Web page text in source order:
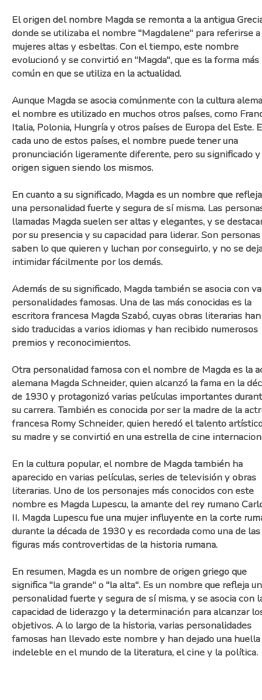
El origen del nombre Magda se remonta a la antigua
donde se utilizaba el nombre "Magdalene" para referirse a
mujeres altas y esbeltas. Con el tiempo, este nombre
evolucionó y se convirtió en "Magda", que es la forma más
común en que se utiliza en la actualidad.
Aunque Magda se asocia comúnmente con la cultura
el nombre es utilizado en muchos otros países, como
Italia, Polonia, Hungría y otros países de Europa del Este.
cada uno de estos países, el nombre puede tener una
pronunciación ligeramente diferente, pero su significado y
origen siguen siendo los mismos.
En cuanto a su significado, Magda es un nombre que refleja
una personalidad fuerte y segura de sí misma. Las
llamadas Magda suelen ser altas y elegantes, y se
por su presencia y su capacidad para liderar. Son
saben lo que quieren y luchan por conseguirlo, y no se
intimidar fácilmente por los demás.
Además de su significado, Magda también se asocia con
personalidades famosas. Una de las más conocidas es la
escritora francesa Magda Szabó, cuyas obras literarias han
sido traducidas a varios idiomas y han recibido numerosos
premios y reconocimientos.
Otra personalidad famosa con el nombre de Magda es la
alemana Magda Schneider, quien alcanzó la fama en la
de 1930 y protagonizó varias películas importantes
su carrera. También es conocida por ser la madre de la
francesa Romy Schneider, quien heredó el talento
su madre y se convirtió en una estrella de cine
En la cultura popular, el nombre de Magda también ha
aparecido en varias películas, series de televisión y obras
literarias. Uno de los personajes más conocidos con este
nombre es Magda Lupescu, la amante del rey rumano
II. Magda Lupescu fue una mujer influyente en la corte
durante la década de 1930 y es recordada como una de las
figuras más controvertidas de la historia rumana.
En resumen, Magda es un nombre de origen griego que
significa "la grande" o "la alta". Es un nombre que refleja
personalidad fuerte y segura de sí misma, y se asocia con
capacidad de liderazgo y la determinación para alcanzar
objetivos. A lo largo de la historia, varias personalidades
famosas han llevado este nombre y han dejado una huella
indeleble en el mundo de la literatura, el cine y la política.